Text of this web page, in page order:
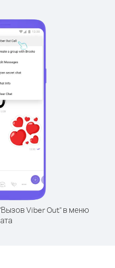
Viber Out" в меню